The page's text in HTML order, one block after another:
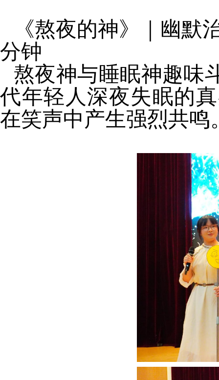
《熬夜的神》｜幽默
分钟
熬夜神与睡眠神趣味
代年轻人深夜失眠的
在笑声中产生强烈共鸣